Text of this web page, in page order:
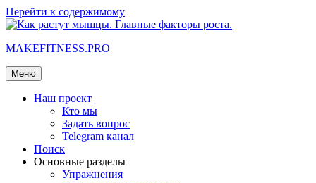
Перейти к содержимому
MAKEFITNESS.PRO
Меню
Наш проект
Кто мы
Задать вопрос
Telegram канал
Поиск
Основные разделы
Упражнения